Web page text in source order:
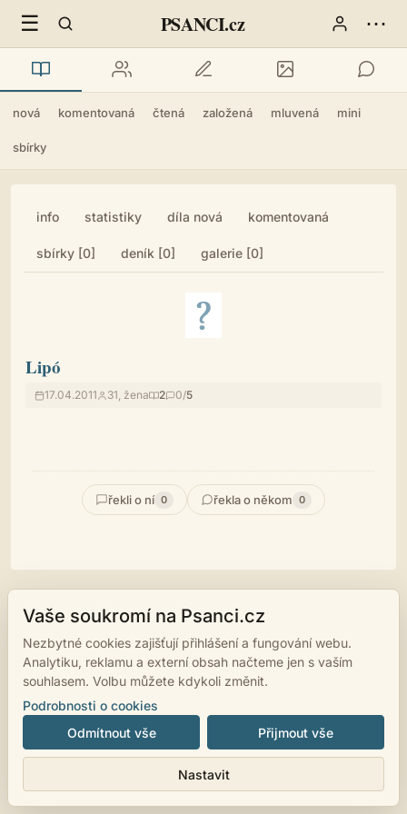
☰ PSANCI.cz ⋯
nová komentovaná čtená založená mluvená mini
sbírky
info statistiky díla nová komentovaná
sbírky [0] deník [0] galerie [0]
Lipó
17.04.2011 31, žena 2 0/5
řekli o ní 0 řekla o někom 0
© 2007 - 2026 psanci.cz Nastavení cookies •
byLUKiO
Vaše soukromí na Psanci.cz
Nezbytné cookies zajišťují přihlášení a fungování webu.
Analytiku, reklamu a externí obsah načteme jen s vaším
souhlasem. Volbu můžete kdykoli změnit.
Podrobnosti o cookies
Odmítnout vše
Nastavit
Přijmout vše